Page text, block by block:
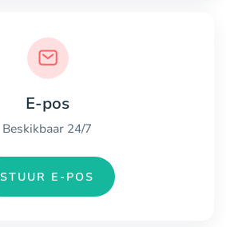
E-pos
Beskikbaar 24/7
STUUR E-POS